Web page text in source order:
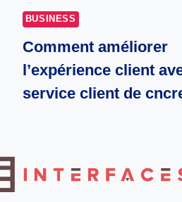
BUSINESS
Comment améliorer
l’expérience client
service client de